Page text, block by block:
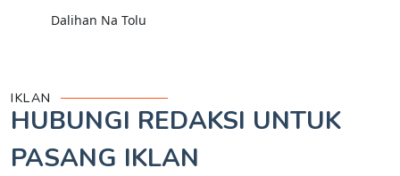
Dalihan Na Tolu
IKLAN
HUBUNGI REDAKSI UNTUK
PASANG IKLAN